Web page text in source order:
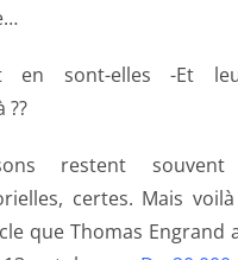
en sont-elles -Et
??
restent
certes. Mais
que Thomas Engrand